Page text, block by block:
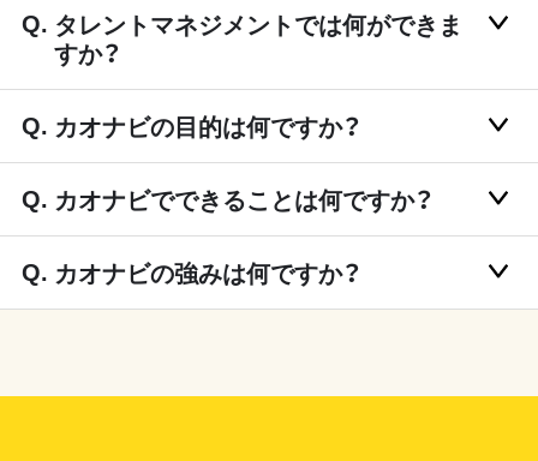
タレントマネジメントでは何ができま
すか？
カオナビの目的は何ですか？
カオナビでできることは何ですか？
カオナビの強みは何ですか？